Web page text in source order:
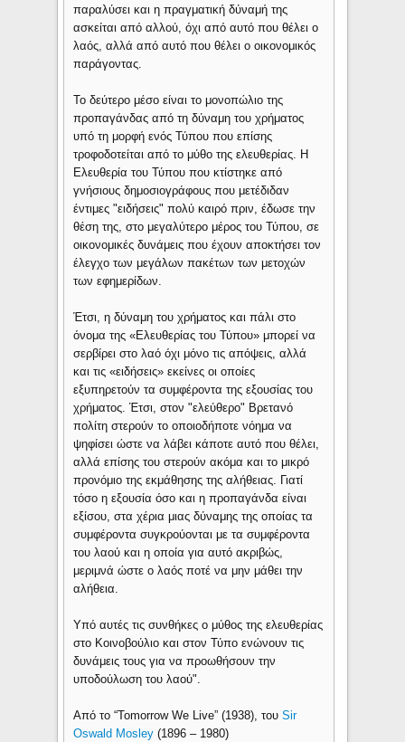
παραλύσει και η πραγματική δύναμή της
ασκείται από αλλού, όχι από αυτό που θέλει ο
λαός, αλλά από αυτό που θέλει ο οικονομικός
παράγοντας.
Το δεύτερο μέσο είναι το μονοπώλιο της
προπαγάνδας από τη δύναμη του χρήματος
υπό τη μορφή ενός Τύπου που επίσης
τροφοδοτείται από το μύθο της ελευθερίας. Η
Ελευθερία του Τύπου που κτίστηκε από
γνήσιους δημοσιογράφους που μετέδιδαν
έντιμες "ειδήσεις" πολύ καιρό πριν, έδωσε την
θέση της, στο μεγαλύτερο μέρος του Τύπου, σε
οικονομικές δυνάμεις που έχουν αποκτήσει τον
έλεγχο των μεγάλων πακέτων των μετοχών
των εφημερίδων.
Έτσι, η δύναμη του χρήματος και πάλι στο
όνομα της «Ελευθερίας του Τύπου» μπορεί να
σερβίρει στο λαό όχι μόνο τις απόψεις, αλλά
και τις «ειδήσεις» εκείνες οι οποίες
εξυπηρετούν τα συμφέροντα της εξουσίας του
χρήματος. Έτσι, στον "ελεύθερο" Βρετανό
πολίτη στερούν το οποιοδήποτε νόημα να
ψηφίσει ώστε να λάβει κάποτε αυτό που θέλει,
αλλά επίσης του στερούν ακόμα και το μικρό
προνόμιο της εκμάθησης της αλήθειας. Γιατί
τόσο η εξουσία όσο και η προπαγάνδα είναι
εξίσου, στα χέρια μιας δύναμης της οποίας τα
συμφέροντα συγκρούονται με τα συμφέροντα
του λαού και η οποία για αυτό ακριβώς,
μεριμνά ώστε ο λαός ποτέ να μην μάθει την
αλήθεια.
Υπό αυτές τις συνθήκες ο μύθος της ελευθερίας
στο Κοινοβούλιο και στον Τύπο ενώνουν τις
δυνάμεις τους για να προωθήσουν την
υποδούλωση του λαού".
Από το “Tomorrow We Live” (1938), τουSir
Oswald Mosley (1896 – 1980)